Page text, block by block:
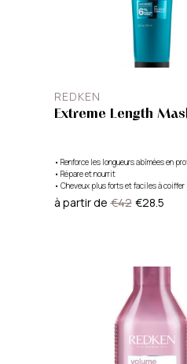
REDKEN
Extreme Length
• Renforce les longueurs abîmées en
• Répare et nourrit
• Cheveux plus forts et faciles à coiffer
à partir de €42 €28.5